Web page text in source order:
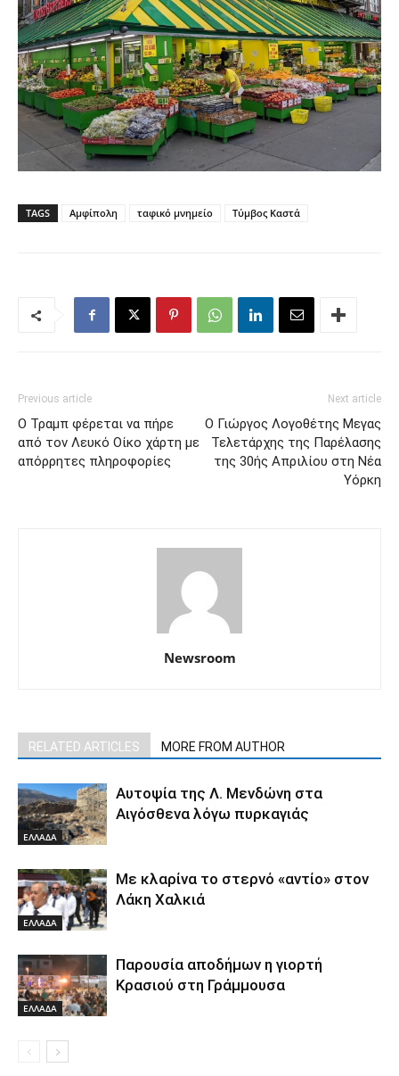
TAGS Αμφίπολη ταφικό μνημείο Τύμβος Καστά
Previous article
Ο Τραμπ φέρεται να πήρε
από τον Λευκό Οίκο χάρτη με
απόρρητες πληροφορίες
Next article
Ο Γιώργος Λογοθέτης Μεγας
Τελετάρχης της Παρέλασης
της 30ής Απριλίου στη Νέα
Υόρκη
Newsroom
RELATED ARTICLES MORE FROM AUTHOR
ΕΛΛΑΔΑ
Αυτοψία της Λ. Μενδώνη στα
Αιγόσθενα λόγω πυρκαγιάς
ΕΛΛΑΔΑ
Με κλαρίνα το στερνό «αντίο» στον
Λάκη Χαλκιά
ΕΛΛΑΔΑ
Παρουσία αποδήμων η γιορτή
Κρασιού στη Γράμμουσα